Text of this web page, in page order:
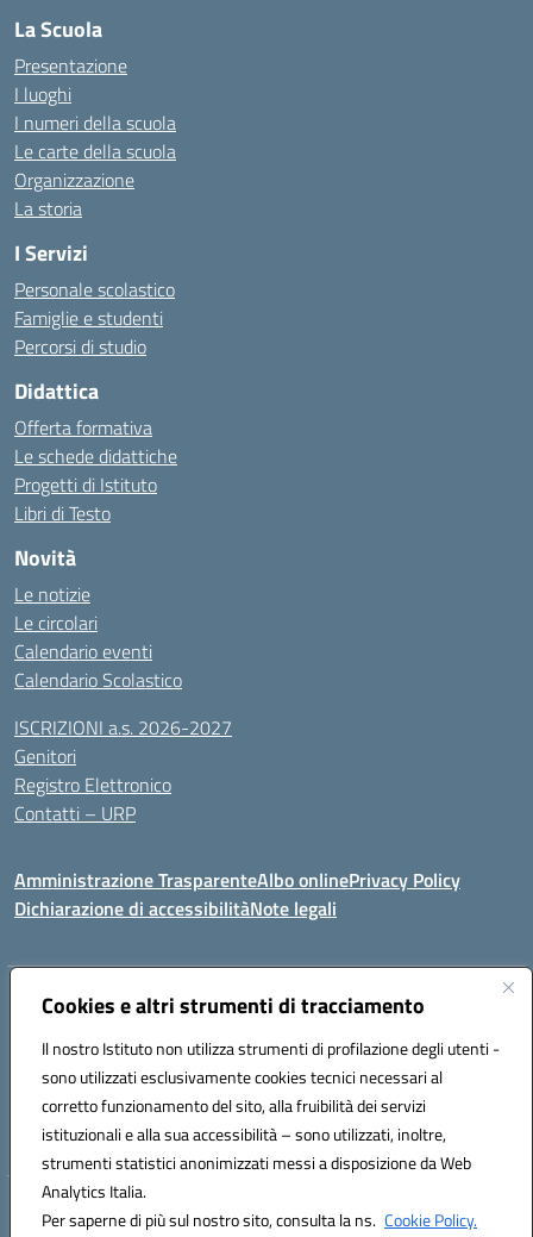
Cookies e altri strumenti di tracciamento
Il nostro Istituto non utilizza strumenti di profilazione degli utenti -
sono utilizzati esclusivamente cookies tecnici necessari al
corretto funzionamento del sito, alla fruibilità dei servizi
istituzionali e alla sua accessibilità – sono utilizzati, inoltre,
strumenti statistici anonimizzati messi a disposizione da Web
Analytics Italia.
Per saperne di più sul nostro sito, consulta la ns. Cookie Policy.
La Scuola
Presentazione
I luoghi
I numeri della scuola
Le carte della scuola
Organizzazione
La storia
I Servizi
Personale scolastico
Famiglie e studenti
Percorsi di studio
Didattica
Offerta formativa
Le schede didattiche
Progetti di Istituto
Libri di Testo
Novità
Le notizie
Le circolari
Calendario eventi
Calendario Scolastico
ISCRIZIONI a.s. 2026-2027
Genitori
Registro Elettronico
Contatti – URP
Amministrazione TrasparenteAlbo onlinePrivacy Policy
Dichiarazione di accessibilitàNote legali
Indirizzo:Via Tiziano, 50 - 60125 Ancona
Posta elettronica certificata (PEC):anic81600p@pec.istruzione.it
Codice fiscale: 93084460422
Codice meccanografico: ANIC81600P
Hosting & Powered by 3D Solution S.r.l.